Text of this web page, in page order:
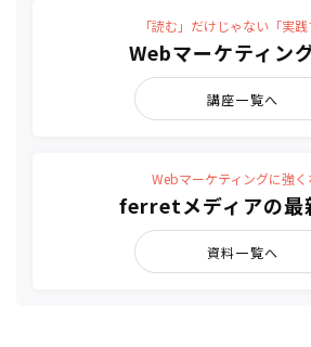
「読む」だけじゃない「実践
Webマーケティン
講座一覧へ
Webマーケティングに強く
ferretメディアの最
資料一覧へ